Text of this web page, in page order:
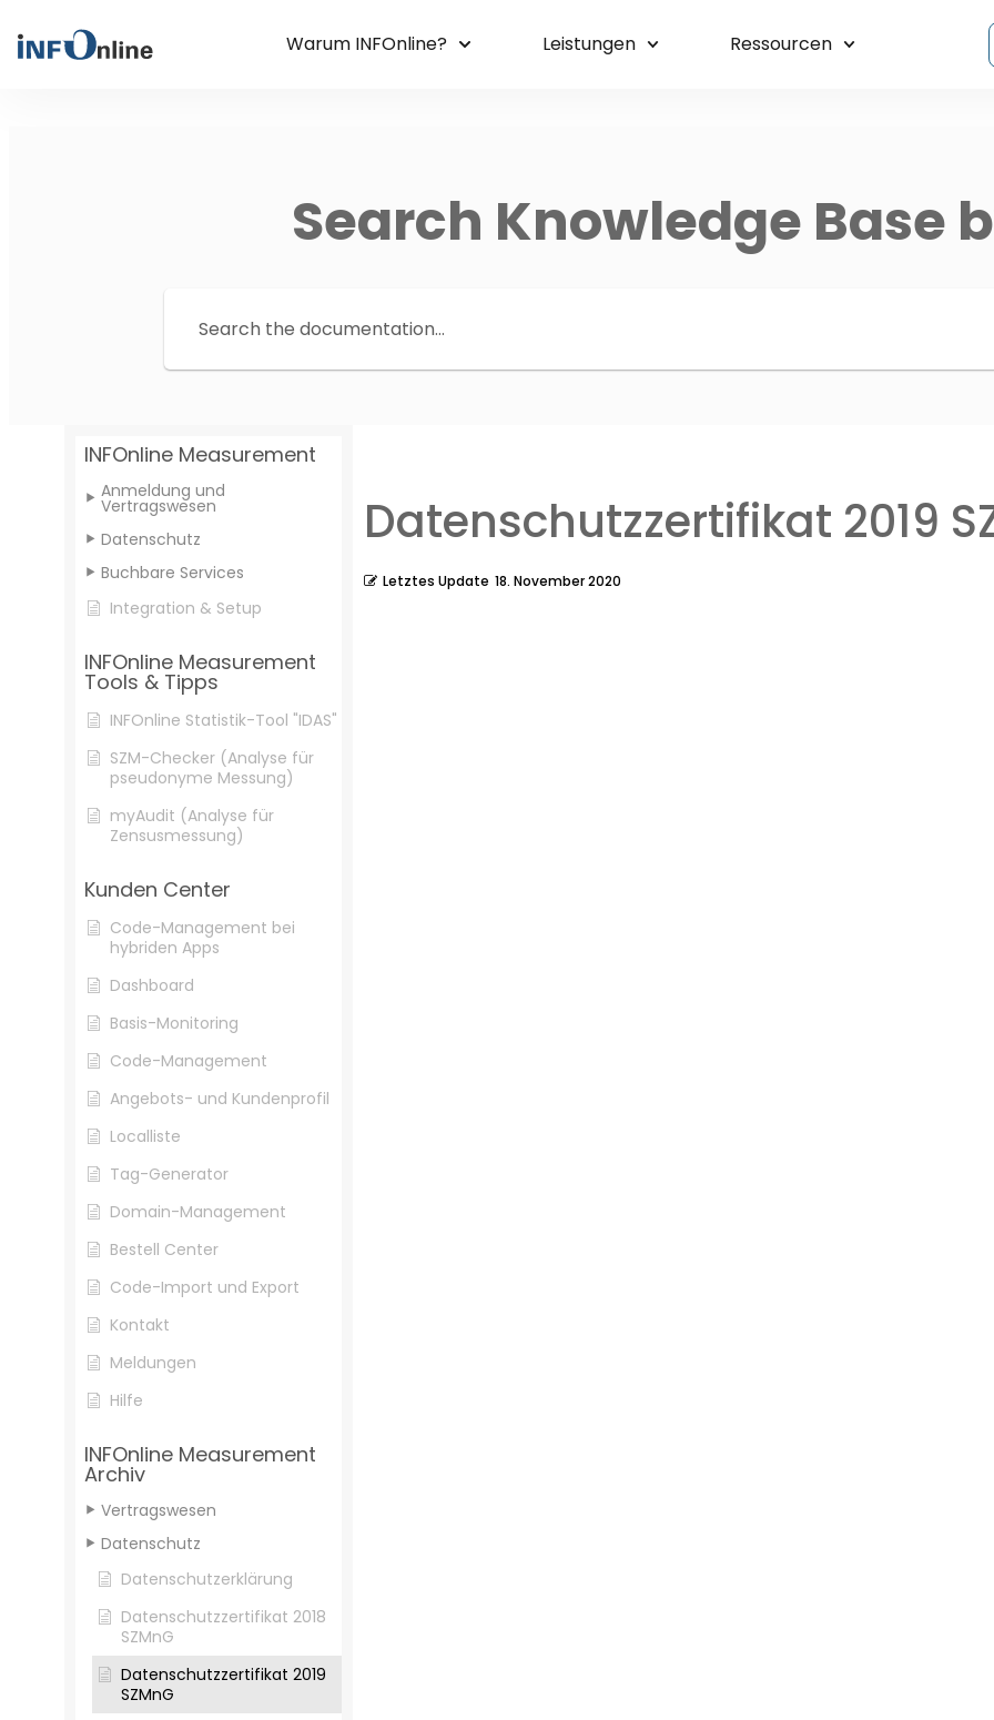
Warum INFOnline? Leistungen Ressourcen
Search Knowledge Base
INFOnline Measurement
Anmeldung und
Vertragswesen
Datenschutz
Buchbare Services
Integration & Setup
INFOnline Measurement
Tools & Tipps
INFOnline Statistik-Tool "IDAS"
SZM-Checker (Analyse für
pseudonyme Messung)
myAudit (Analyse für
Zensusmessung)
Kunden Center
Code-Management bei
hybriden Apps
Dashboard
Basis-Monitoring
Code-Management
Angebots- und Kundenprofil
Localliste
Tag-Generator
Domain-Management
Bestell Center
Code-Import und Export
Kontakt
Meldungen
Hilfe
INFOnline Measurement
Archiv
Vertragswesen
Datenschutz
Datenschutzerklärung
Datenschutzzertifikat 2018
SZMnG
Datenschutzzertifikat 2019
SZMnG
Datenschutzzertifikat 2019
Letztes Update 18. November 2020